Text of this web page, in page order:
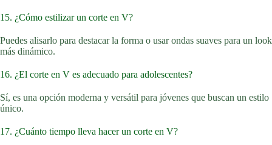
15. ¿Cómo estilizar un corte en V?
Puedes alisarlo para destacar la forma o usar ondas suaves para un look
más dinámico.
16. ¿El corte en V es adecuado para adolescentes?
Sí, es una opción moderna y versátil para jóvenes que buscan un estilo
único.
17. ¿Cuánto tiempo lleva hacer un corte en V?